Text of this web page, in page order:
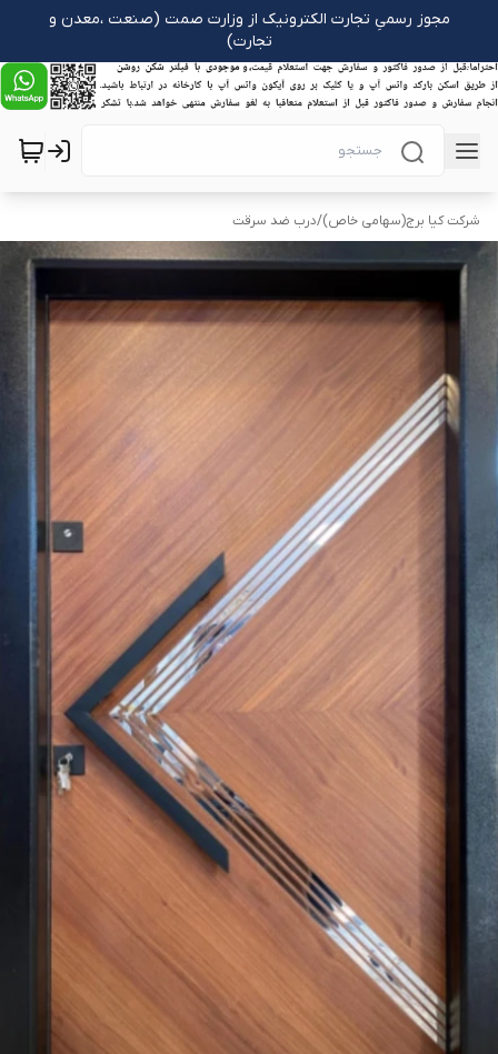
مجوز رسمیِ تجارت الکترونیک از وزارت صمت (صنعت ،معدن و
تجارت)
شرکت کیا برج(سهامی خاص)/درب ضد سرقت